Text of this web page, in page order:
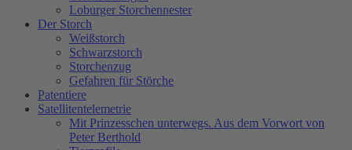
Loburger Storchennester
Der Storch
Weißstorch
Schwarzstorch
Storchenzug
Gefahren für Störche
Patentiere
Satellitentelemetrie
Mit Prinzesschen unterwegs. Aus dem Vorwort von
Peter Berthold